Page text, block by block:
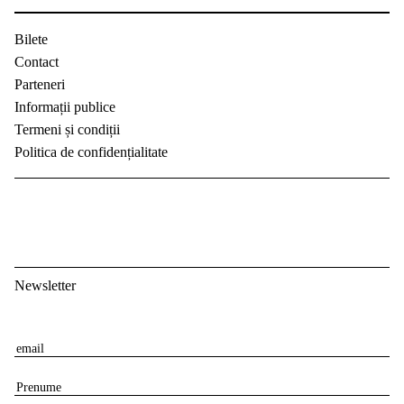
Bilete
Contact
Parteneri
Informații publice
Termeni și condiții
Politica de confidențialitate
Newsletter
E
aP